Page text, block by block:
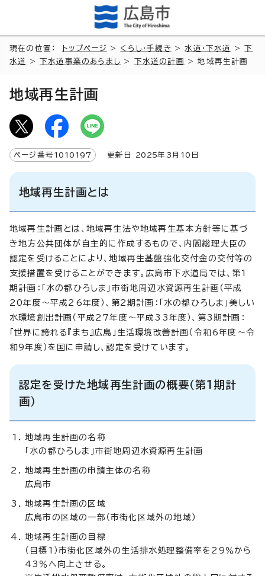
現在の位置： トップページ > くらし・手続き >水道・下水道 >下
水道
>下水道事業のあらまし > 下水道の計画 > 地域再生計画
地域再生計画
ページ番号 1010197 更新日 2025年3月 10 日
地域再生計画とは
地域再生計画とは、地域再生法や地域再生基本方針等に基づ
き地方公共団体が自主的に作成するもので、内閣総理大臣の
認定を受けることにより、地域再生基盤強化交付金の交付等の
支援措置を受けることができます。広島市下水道局では、第1
期計画：「水の都ひろしま」市街地周辺水資源再生計画（平成
20年度～平成26年度）、第2期計画：「水の都ひろしま」美しい
水環境創出計画（平成27年度～平成33年度）、第3期計画：
「世界に誇れる『まち』広島」生活環境改善計画（令和6年度～令
和9年度）を国に申請し、認定を受けています。
認定を受けた地域再生計画の概要（第1期計
画）
地域再生計画の名称
「水の都ひろしま」市街地周辺水資源再生計画
地域再生計画の申請主体の名称
広島市
地域再生計画の区域
広島市の区域の一部（市街化区域外の地域）
地域再生計画の目標
（目標1）市街化区域外の生活排水処理整備率を29％から
43％へ向上させる。